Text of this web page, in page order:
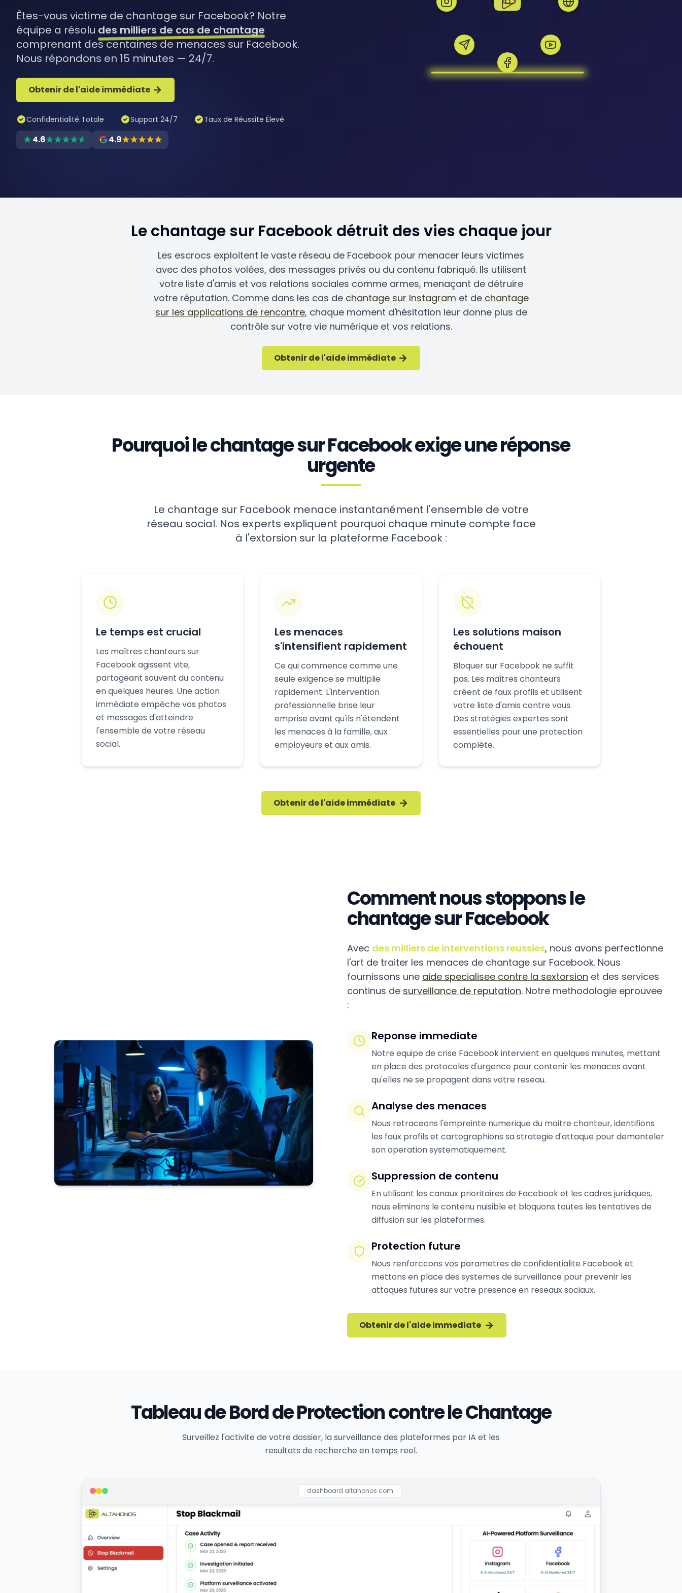
Êtes-vous victime de chantage sur Facebook? Notre
équipe a résolu des milliers de cas de chantage
comprenant des centaines de menaces sur Facebook.
Nous répondons en 15 minutes — 24/7.
Obtenir de l'aide immédiate
Confidentialité Totale Support 24/7 Taux de Réussite Élevé
4.6 4.9
Le chantage sur Facebook détruit des vies chaque jour
Les escrocs exploitent le vaste réseau de Facebook pour menacer leurs victimes
avec des photos volées, des messages privés ou du contenu fabriqué. Ils utilisent
votre liste d'amis et vos relations sociales comme armes, menaçant de détruire
votre réputation. Comme dans les cas de chantage sur Instagram et de chantage
sur les applications de rencontre, chaque moment d'hésitation leur donne plus de
contrôle sur votre vie numérique et vos relations.
Obtenir de l'aide immédiate
Pourquoi le chantage sur Facebook exige une réponse
urgente
Le chantage sur Facebook menace instantanément l'ensemble de votre
réseau social. Nos experts expliquent pourquoi chaque minute compte face
à l'extorsion sur la plateforme Facebook :
Le temps est crucial
Les maîtres chanteurs sur
Facebook agissent vite,
partageant souvent du contenu
en quelques heures. Une action
immédiate empêche vos photos
et messages d'atteindre
l'ensemble de votre réseau
social.
Les menaces
s'intensifient rapidement
Ce qui commence comme une
seule exigence se multiplie
rapidement. L'intervention
professionnelle brise leur
emprise avant qu'ils n'étendent
les menaces à la famille, aux
employeurs et aux amis.
Les solutions maison
échouent
Bloquer sur Facebook ne suffit
pas. Les maîtres chanteurs
créent de faux profils et utilisent
votre liste d'amis contre vous.
Des stratégies expertes sont
essentielles pour une protection
complète.
Obtenir de l'aide immédiate
Comment nous stoppons le
chantage sur Facebook
Avec des milliers de interventions reussies, nous avons perfectionne
l'art de traiter les menaces de chantage sur Facebook. Nous
fournissons une aide specialisee contre la sextorsion et des services
continus de surveillance de reputation. Notre methodologie eprouvee
:
Reponse immediate
Notre equipe de crise Facebook intervient en quelques minutes, mettant
en place des protocoles d'urgence pour contenir les menaces avant
qu'elles ne se propagent dans votre reseau.
Analyse des menaces
Nous retraceons l'empreinte numerique du maitre chanteur, identifions
les faux profils et cartographions sa strategie d'attaque pour demanteler
son operation systematiquement.
Suppression de contenu
En utilisant les canaux prioritaires de Facebook et les cadres juridiques,
nous eliminons le contenu nuisible et bloquons toutes les tentatives de
diffusion sur les plateformes.
Protection future
Nous renforccons vos parametres de confidentialite Facebook et
mettons en place des systemes de surveillance pour prevenir les
attaques futures sur votre presence en reseaux sociaux.
Obtenir de l'aide immediate
Tableau de Bord de Protection contre le Chantage
Surveillez l'activite de votre dossier, la surveillance des plateformes par IA et les
resultats de recherche en temps reel.
dashboard.altahonos.com